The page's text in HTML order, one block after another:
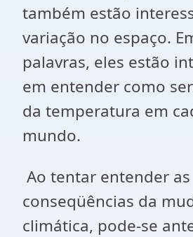
também estão
variação no espaço.
palavras, eles estão
em entender como
da temperatura em
mundo.
Ao tentar entender as
conseqüências da
climática, pode-se